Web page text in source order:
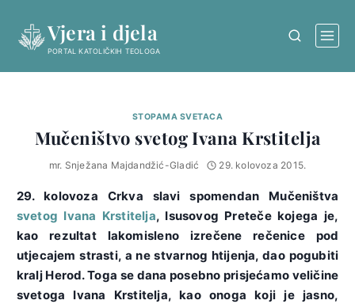
content
Vjera i djela
PORTAL KATOLIČKIH TEOLOGA
STOPAMA SVETACA
Mučeništvo svetog Ivana Krstitelja
mr. Snježana Majdandžić-Gladić 29. kolovoza 2015.
29. kolovoza Crkva slavi spomendan Mučeništva
svetog Ivana Krstitelja, Isusovog Preteče kojega je,
kao rezultat lakomisleno izrečene rečenice pod
utjecajem strasti, a ne stvarnog htijenja, dao pogubiti
kralj Herod. Toga se dana posebno prisjećamo veličine
svetoga Ivana Krstitelja, kao onoga koji je jasno,